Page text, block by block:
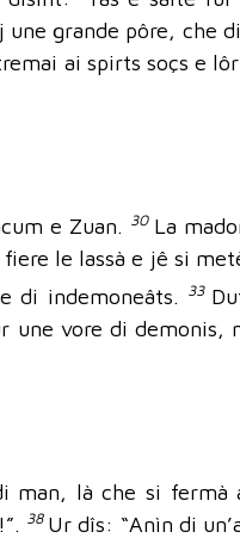
une grande pôre, che
ai spirts soçs e
e Zuan. 30 La
le lassà e jê si
di indemoneâts. 33
vore di demonis,
man, là che si fermà
38 Ur dîs: “Anìn di